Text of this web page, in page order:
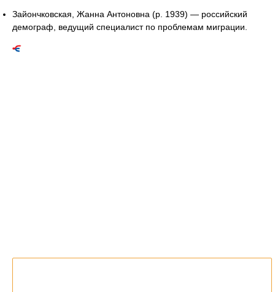
Зайончковская, Жанна Антоновна (р. 1939) — российский
демограф, ведущий специалист по проблемам миграции.